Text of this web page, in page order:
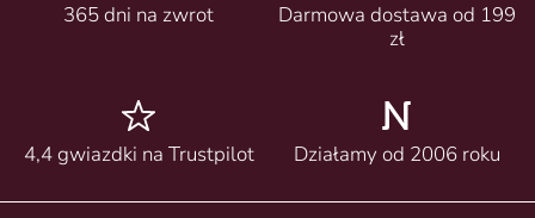
365 dni na zwrot
Darmowa dostawa od 199
zł
4,4 gwiazdki na Trustpilot Działamy od 2006 roku